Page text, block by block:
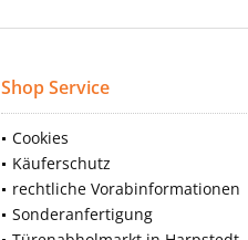
Shop Service
Cookies
Käuferschutz
rechtliche Vorabinformationen
Sonderanfertigung